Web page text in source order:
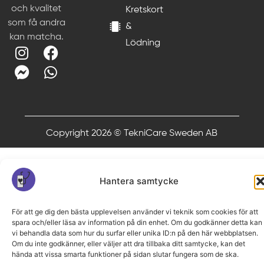
Hantera samtycke
För att ge dig den bästa upplevelsen använder vi teknik som cookies för att
spara och/eller läsa av information på din enhet. Om du godkänner detta kan
vi behandla data som hur du surfar eller unika ID:n på den här webbplatsen.
Om du inte godkänner, eller väljer att dra tillbaka ditt samtycke, kan det
hända att vissa smarta funktioner på sidan slutar fungera som de ska.
och kvalitet
som få andra
kan matcha.
Kretskort
&
Lödning
Copyright 2026 © TekniCare Sweden AB